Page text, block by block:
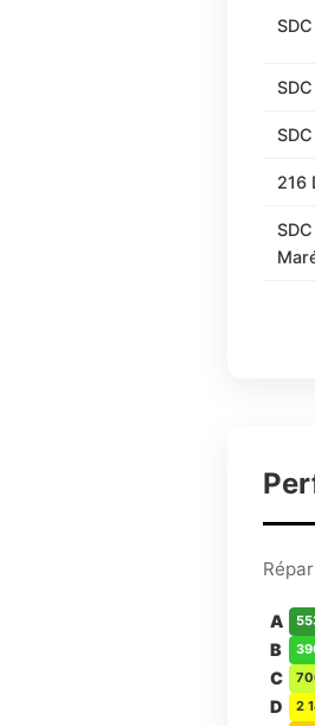
216
A
B
C
D 2